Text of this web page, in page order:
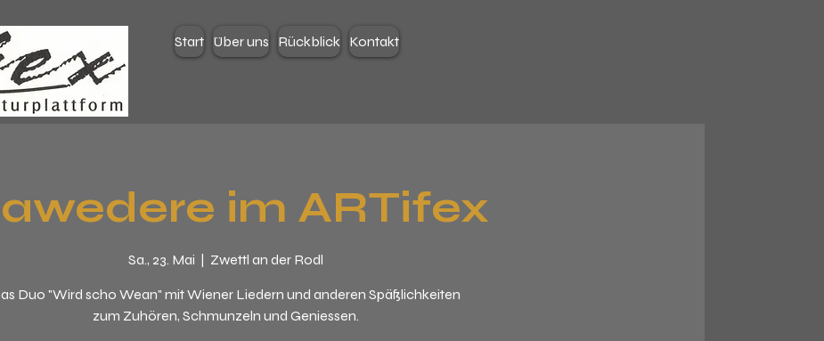
Start Über uns Rückblick Kontakt
im ARTifex
Sa., 23. Mai
  |
Zwettl an der Rodl
Duo "Wird scho Wean" mit Wiener Liedern und anderen Späßlichkeiten
zum Zuhören, Schmunzeln und Geniessen.